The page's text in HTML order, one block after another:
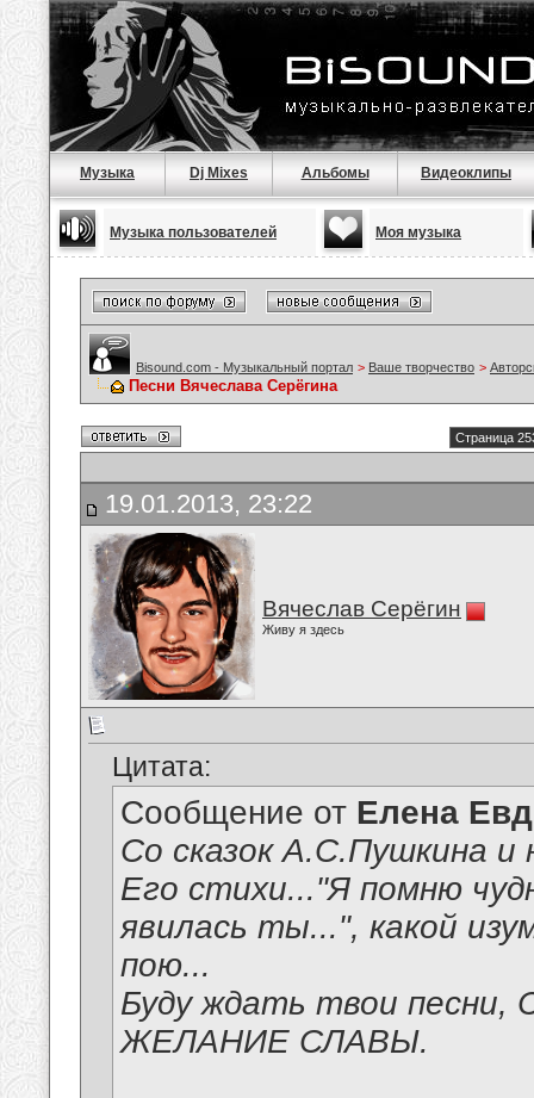
Музыка Dj Mixes Альбомы Видеоклипы
Музыка пользователей Моя музыка
Bisound.com - Музыкальный портал > Ваше творчество >
Песни Вячеслава Серёгина
Страница
19.01.2013, 23:22
Вячеслав Серёгин
Живу я здесь
Цитата:
Сообщение от Елена
Со сказок А.С.Пушкина и
Его стихи..."Я помню
явилась ты...", какой
пою...
Буду ждать твои песни,
ЖЕЛАНИЕ СЛАВЫ.